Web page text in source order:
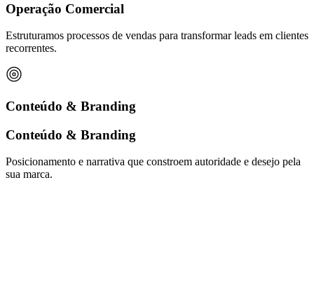
Operação Comercial
Estruturamos processos de vendas para transformar leads em clientes
recorrentes.
Conteúdo & Branding
Conteúdo & Branding
Posicionamento e narrativa que constroem autoridade e desejo pela
sua marca.